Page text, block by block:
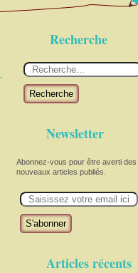
Recherche
Recherche
Newsletter
Abonnez-vous pour être averti des
nouveaux articles publiés.
m
Articles récents